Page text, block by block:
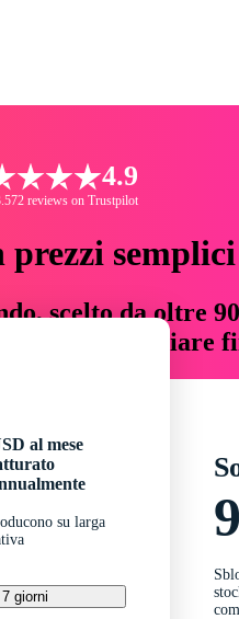
4.9
reviews on Trustpilot
prezzi semplici
scelto da oltre
risparmiare
al mese
su larga
giorni